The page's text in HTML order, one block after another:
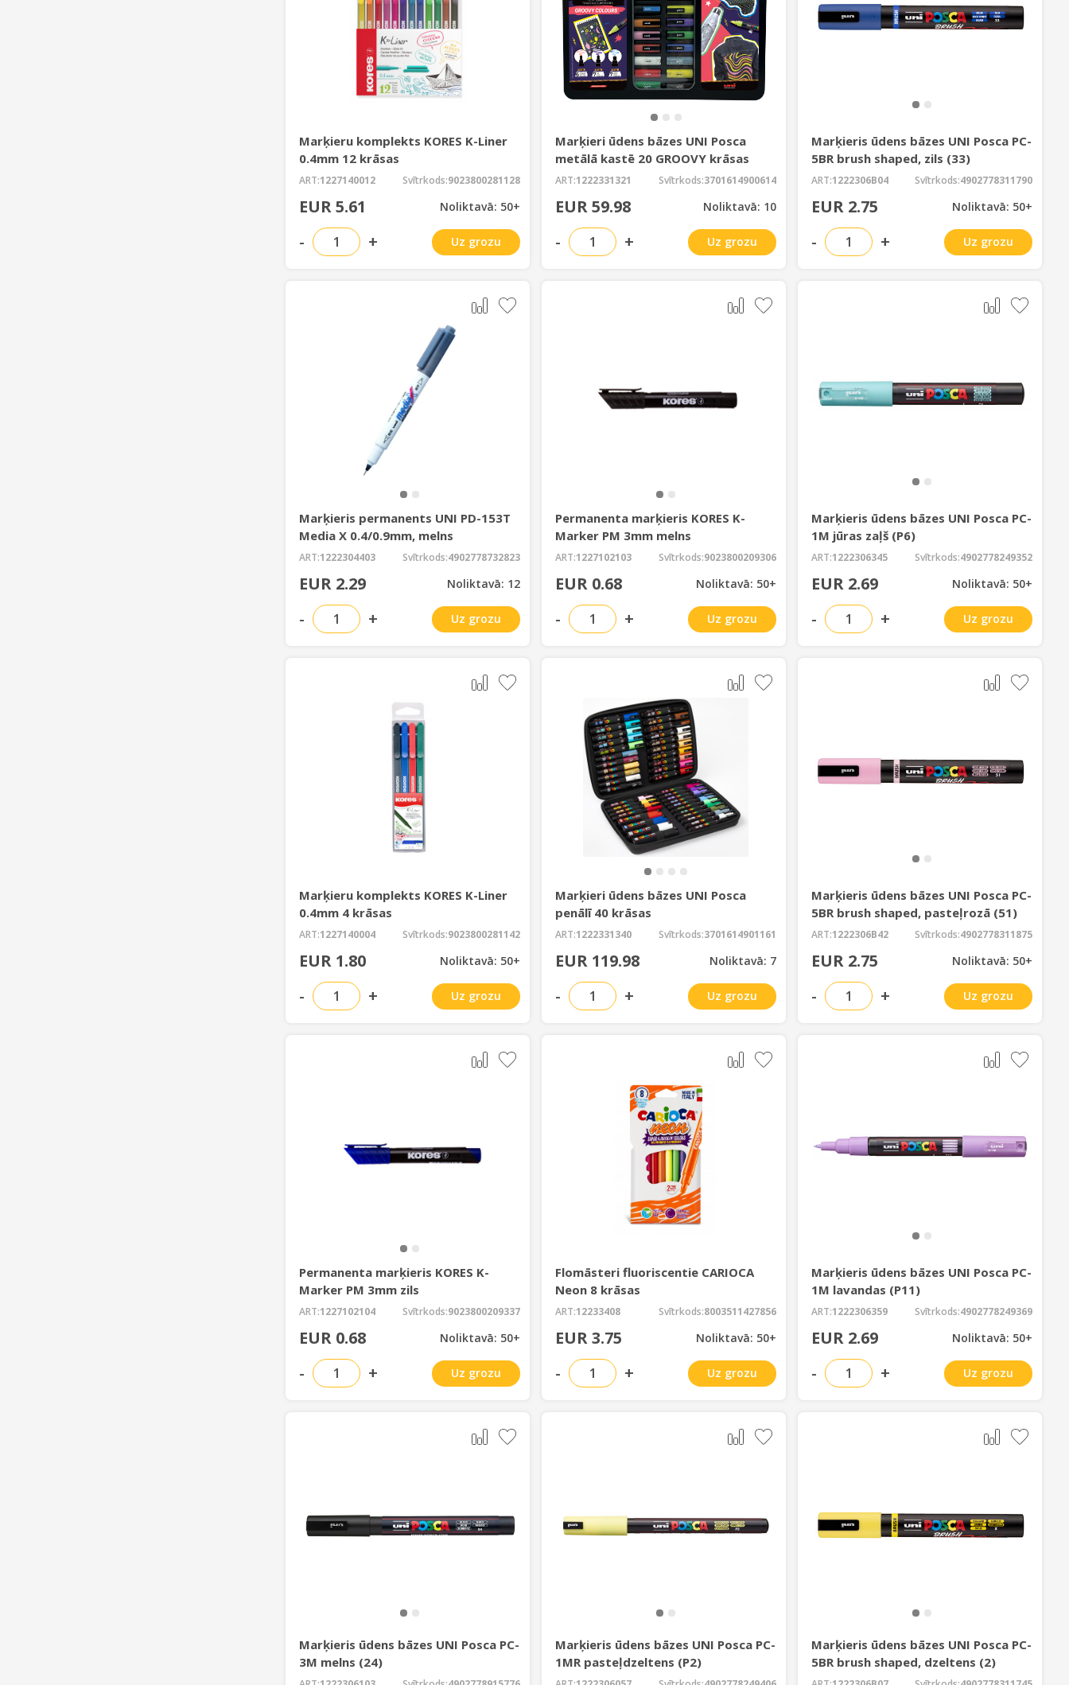
Marķieru komplekts KORES K-Liner
0.4mm 12 krāsas
ART:1227140012 Svītrkods:9023800281128
EUR 5.61 Noliktavā: 50+
- + Uz grozu
Marķieri ūdens bāzes UNI Posca
metālā kastē 20 GROOVY krāsas
ART:1222331321 Svītrkods:3701614900614
EUR 59.98 Noliktavā: 10
- + Uz grozu
Marķieris ūdens bāzes UNI Posca PC-
5BR brush shaped, zils (33)
ART:1222306B04 Svītrkods:4902778311790
EUR 2.75 Noliktavā: 50+
- + Uz grozu
Marķieris permanents UNI PD-153T
Media X 0.4/0.9mm, melns
ART:1222304403 Svītrkods:4902778732823
EUR 2.29 Noliktavā: 12
- + Uz grozu
Permanenta marķieris KORES K-
Marker PM 3mm melns
ART:1227102103 Svītrkods:9023800209306
EUR 0.68 Noliktavā: 50+
- + Uz grozu
Marķieris ūdens bāzes UNI Posca PC-
1M jūras zaļš (P6)
ART:1222306345 Svītrkods:4902778249352
EUR 2.69 Noliktavā: 50+
- + Uz grozu
Marķieru komplekts KORES K-Liner
0.4mm 4 krāsas
ART:1227140004 Svītrkods:9023800281142
EUR 1.80 Noliktavā: 50+
- + Uz grozu
Marķieri ūdens bāzes UNI Posca
penālī 40 krāsas
ART:1222331340 Svītrkods:3701614901161
EUR 119.98 Noliktavā: 7
- + Uz grozu
Marķieris ūdens bāzes UNI Posca PC-
5BR brush shaped, pasteļrozā (51)
ART:1222306B42 Svītrkods:4902778311875
EUR 2.75 Noliktavā: 50+
- + Uz grozu
Permanenta marķieris KORES K-
Marker PM 3mm zils
ART:1227102104 Svītrkods:9023800209337
EUR 0.68 Noliktavā: 50+
- + Uz grozu
Flomāsteri fluoriscentie CARIOCA
Neon 8 krāsas
ART:12233408 Svītrkods:8003511427856
EUR 3.75 Noliktavā: 50+
- + Uz grozu
Marķieris ūdens bāzes UNI Posca PC-
1M lavandas (P11)
ART:1222306359 Svītrkods:4902778249369
EUR 2.69 Noliktavā: 50+
- + Uz grozu
Marķieris ūdens bāzes UNI Posca PC-
3M melns (24)
Marķieris ūdens bāzes UNI Posca PC-
1MR pasteļdzeltens (P2)
Marķieris ūdens bāzes UNI Posca PC-
5BR brush shaped, dzeltens (2)